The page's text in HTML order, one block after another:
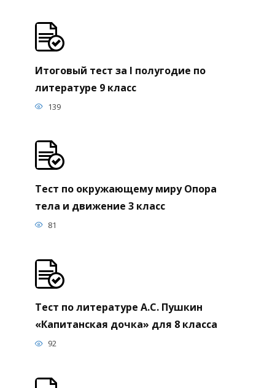
Итоговый тест за I полугодие по
литературе 9 класс
139
Тест по окружающему миру Опора
тела и движение 3 класс
81
Тест по литературе А.С. Пушкин
«Капитанская дочка» для 8 класса
92